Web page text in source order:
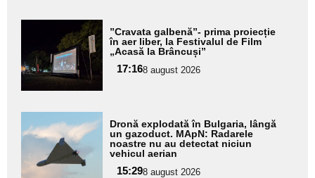
Adaugă
aici textul
pentru
subtitlu
”Cravata galbenă”- prima proiecție
în aer liber, la Festivalul de Film
„Acasă la Brâncuși”
17:168 august 2026
Adaugă
aici textul
pentru
subtitlu
Dronă explodată în Bulgaria, lângă
un gazoduct. MApN: Radarele
noastre nu au detectat niciun
vehicul aerian
15:298 august 2026